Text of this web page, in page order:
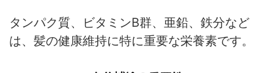
タンパク質、ビタミンB群、亜鉛、鉄分など
は、髪の健康維持に特に重要な栄養素です。